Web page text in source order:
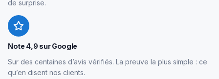
de surprise.
Note 4,9 sur Google
Sur des centaines d’avis vérifiés. La preuve la plus simple : ce
qu’en disent nos clients.